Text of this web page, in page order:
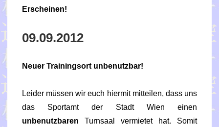
Erscheinen!
09.09.2012
Neuer Trainingsort unbenutzbar!
Leider müssen wir euch hiermit mitteilen, dass uns
das Sportamt der Stadt Wien einen
unbenutzbaren Turnsaal vermietet hat. Somit